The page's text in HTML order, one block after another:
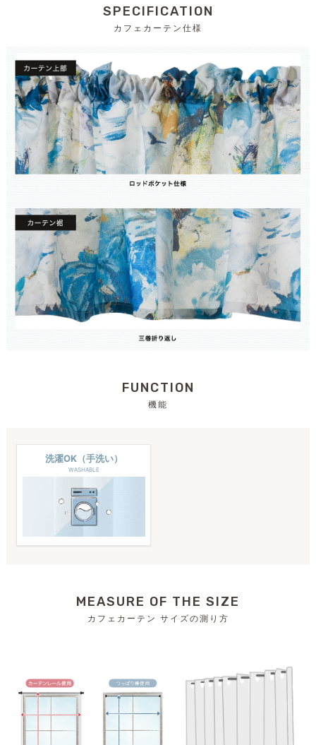
SPECIFICATION
カフェカーテン仕様
FUNCTION
機能
洗濯OK（手洗い）
WASHABLE
MEASURE OF THE SIZE
カフェカーテン サイズの測り方